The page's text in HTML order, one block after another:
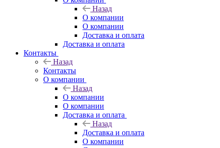
Назад
О компании
О компании
Доставка и оплата
Доставка и оплата
Контакты
Назад
Контакты
О компании
Назад
О компании
О компании
Доставка и оплата
Назад
Доставка и оплата
О компании